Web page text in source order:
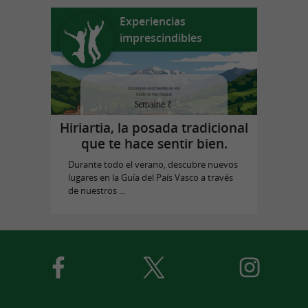
Experiencias
imprescindibles
Hiriartia, la posada tradicional
que te hace sentir bien.
Durante todo el verano, descubre nuevos
lugares en la Guía del País Vasco a través
de nuestros ...